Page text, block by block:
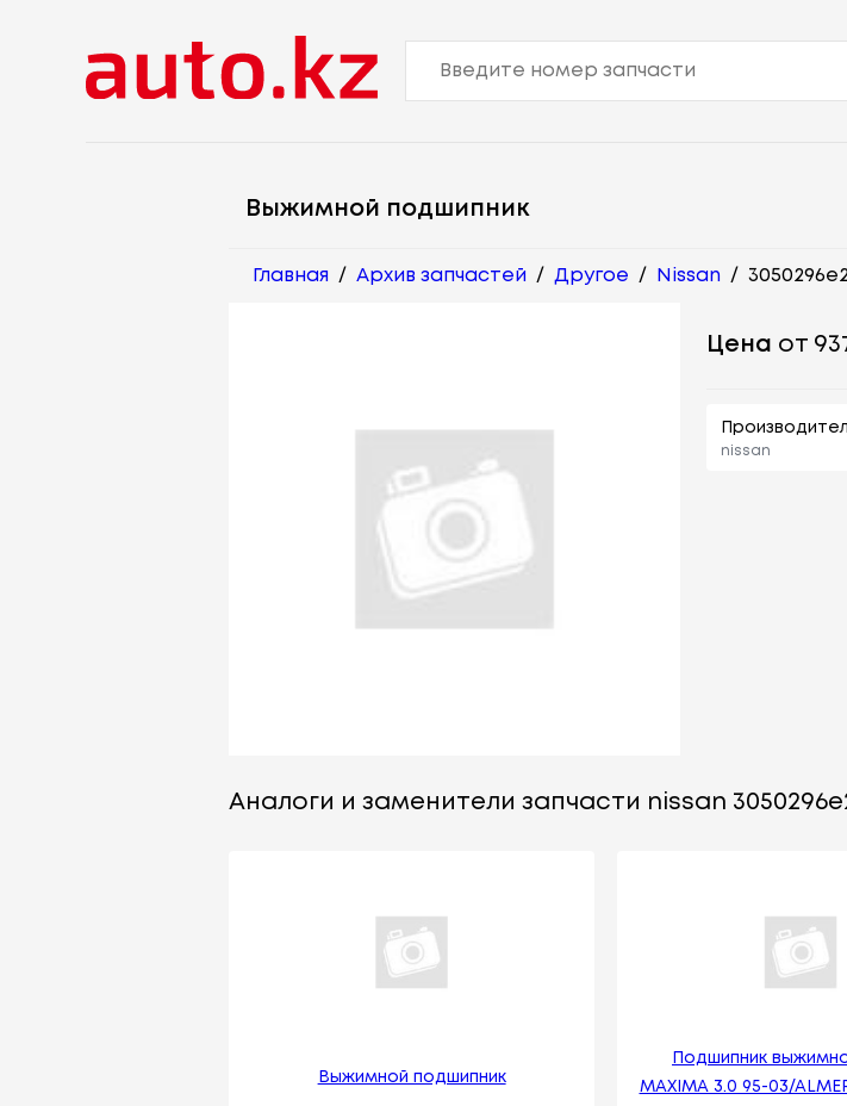
Выжимной подшипник
Главная / Архив запчастей / Другое / Nissan /
Цена от
nissan
Аналоги и заменители запчасти nissan
Выжимной подшипник
Подшипник
MAXIMA 3.0 95-03/